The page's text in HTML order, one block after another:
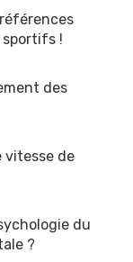
sportifs !
des
vitesse de
du
?